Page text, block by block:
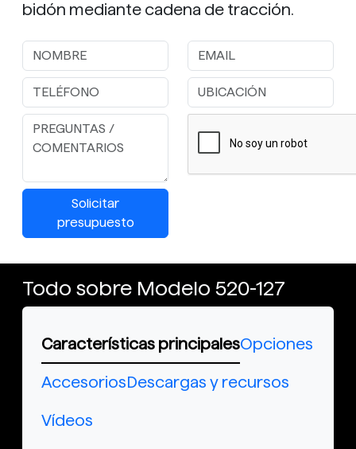
bidón mediante cadena de tracción.
Solicitar
presupuesto
Todo sobre Modelo 520-127
Características principalesOpciones
AccesoriosDescargas y recursos
Vídeos